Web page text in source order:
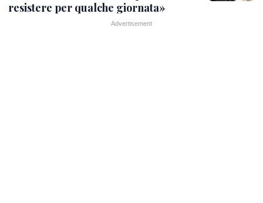
resistere per qualche giornata»